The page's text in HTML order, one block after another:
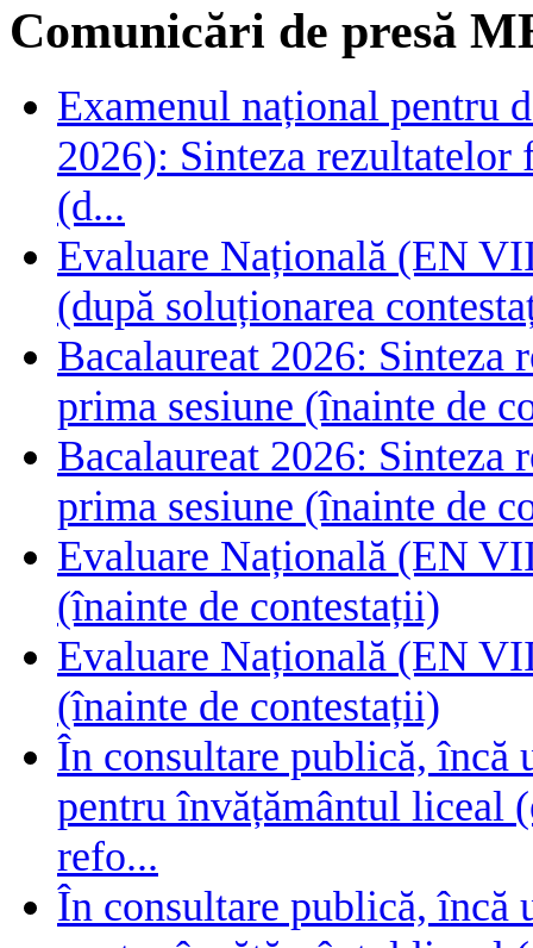
Comunicări de presă
Examenul național pentru
2026): Sinteza rezultatelor
(d...
Evaluare Națională (EN
(după soluționarea
Bacalaureat 2026:
prima sesiune (înainte de
Bacalaureat 2026:
prima sesiune (înainte de
Evaluare Națională (EN
(înainte de contestații)
Evaluare Națională (EN
(înainte de contestații)
În consultare publică, încă
pentru învățământul liceal
refo...
În consultare publică, încă